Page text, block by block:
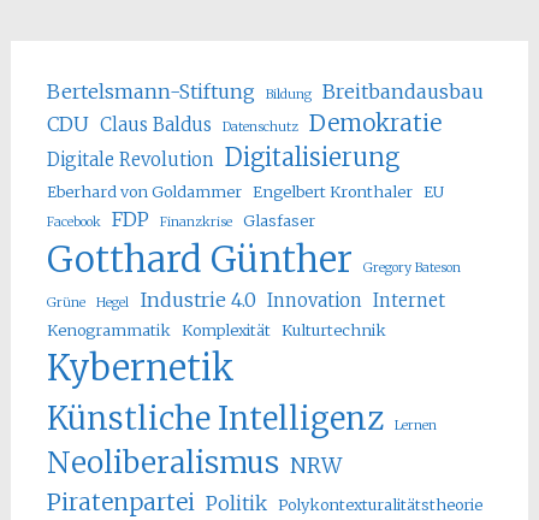
Bertelsmann-Stiftung Bildung
Breitbandausbau
CDU Claus Baldus Datenschutz Demokratie
Digitale Revolution Digitalisierung
Eberhard von Goldammer Engelbert Kronthaler EU
Facebook FDP Finanzkrise Glasfaser
Gotthard Günther Gregory Bateson
Grüne Hegel Industrie 4.0 Innovation Internet
Kenogrammatik Komplexität Kulturtechnik
Kybernetik
Künstliche Intelligenz Lernen
Neoliberalismus NRW
Piratenpartei Politik Polykontexturalitätstheorie